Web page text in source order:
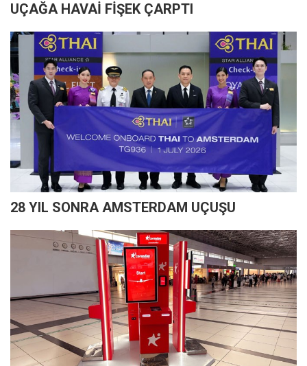
UÇAĞA HAVAİ FİŞEK ÇARPTI
28 YIL SONRA AMSTERDAM UÇUŞU